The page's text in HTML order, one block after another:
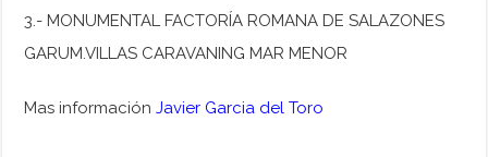
3.- MONUMENTAL FACTORÍA ROMANA DE SALAZONES
GARUM.VILLAS CARAVANING MAR MENOR
Mas informaciónJavier Garcia del Toro